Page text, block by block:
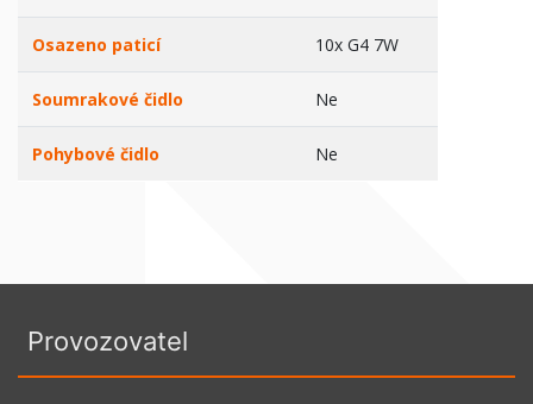
Osazeno paticí 10x G4 7W
Soumrakové čidlo Ne
Pohybové čidlo Ne
Provozovatel